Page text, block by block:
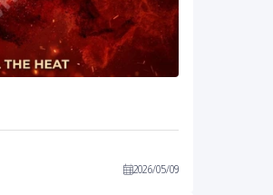
2026/05/09